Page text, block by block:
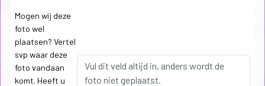
Mogen wij deze
foto wel
plaatsen? Vertel
svp waar deze
foto vandaan
komt. Heeft u